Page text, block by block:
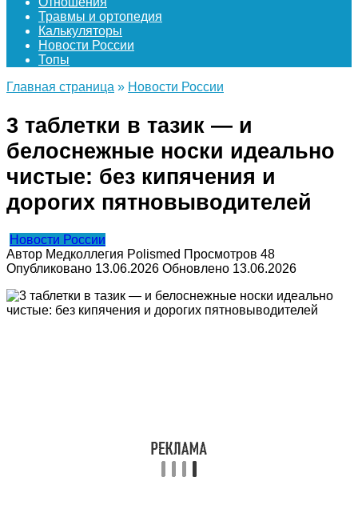
Травмы и ортопедия
Калькуляторы
Новости России
Топы
Главная страница » Новости России
3 таблетки в тазик — и
белоснежные носки идеально
чистые: без кипячения и
дорогих пятновыводителей
Новости России
Автор Медколлегия Polismed Просмотров 48
Опубликовано 13.06.2026 Обновлено 13.06.2026